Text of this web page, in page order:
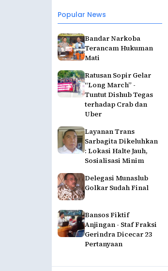
Popular News
Bandar Narkoba
Terancam Hukuman
Mati
Ratusan Sopir Gelar
“Long March” -
Tuntut Dishub Tegas
terhadap Crab dan
Uber
Layanan Trans
Sarbagita Dikeluhkan
: Lokasi Halte Jauh,
Sosialisasi Minim
Delegasi Munaslub
Golkar Sudah Final
Bansos Fiktif
Anjingan - Staf Fraksi
Gerindra Dicecar 23
Pertanyaan